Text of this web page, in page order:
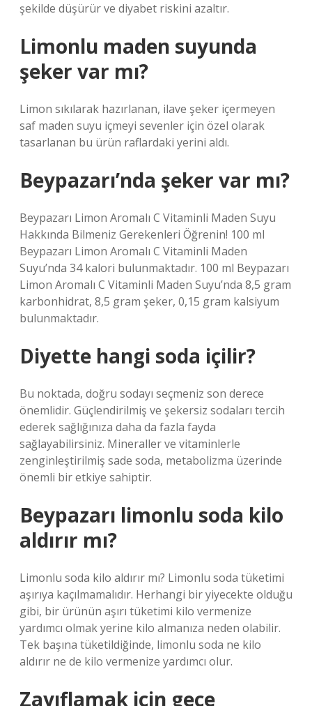
şekilde düşürür ve diyabet riskini azaltır.
Limonlu maden suyunda
şeker var mı?
Limon sıkılarak hazırlanan, ilave şeker içermeyen
saf maden suyu içmeyi sevenler için özel olarak
tasarlanan bu ürün raflardaki yerini aldı.
Beypazarı’nda şeker var mı?
Beypazarı Limon Aromalı C Vitaminli Maden Suyu
Hakkında Bilmeniz Gerekenleri Öğrenin! 100 ml
Beypazarı Limon Aromalı C Vitaminli Maden
Suyu’nda 34 kalori bulunmaktadır. 100 ml Beypazarı
Limon Aromalı C Vitaminli Maden Suyu’nda 8,5 gram
karbonhidrat, 8,5 gram şeker, 0,15 gram kalsiyum
bulunmaktadır.
Diyette hangi soda içilir?
Bu noktada, doğru sodayı seçmeniz son derece
önemlidir. Güçlendirilmiş ve şekersiz sodaları tercih
ederek sağlığınıza daha da fazla fayda
sağlayabilirsiniz. Mineraller ve vitaminlerle
zenginleştirilmiş sade soda, metabolizma üzerinde
önemli bir etkiye sahiptir.
Beypazarı limonlu soda kilo
aldırır mı?
Limonlu soda kilo aldırır mı? Limonlu soda tüketimi
aşırıya kaçılmamalıdır. Herhangi bir yiyecekte olduğu
gibi, bir ürünün aşırı tüketimi kilo vermenize
yardımcı olmak yerine kilo almanıza neden olabilir.
Tek başına tüketildiğinde, limonlu soda ne kilo
aldırır ne de kilo vermenize yardımcı olur.
Zayıflamak için gece